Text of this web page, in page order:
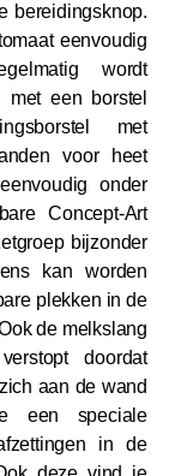
bereidingsknop.
eenvoudig
wordt
een borstel
met
voor heet
onder
Concept-Art
bijzonder
kan worden
plekken in de
de melkslang
doordat
aan de wand
een speciale
in de